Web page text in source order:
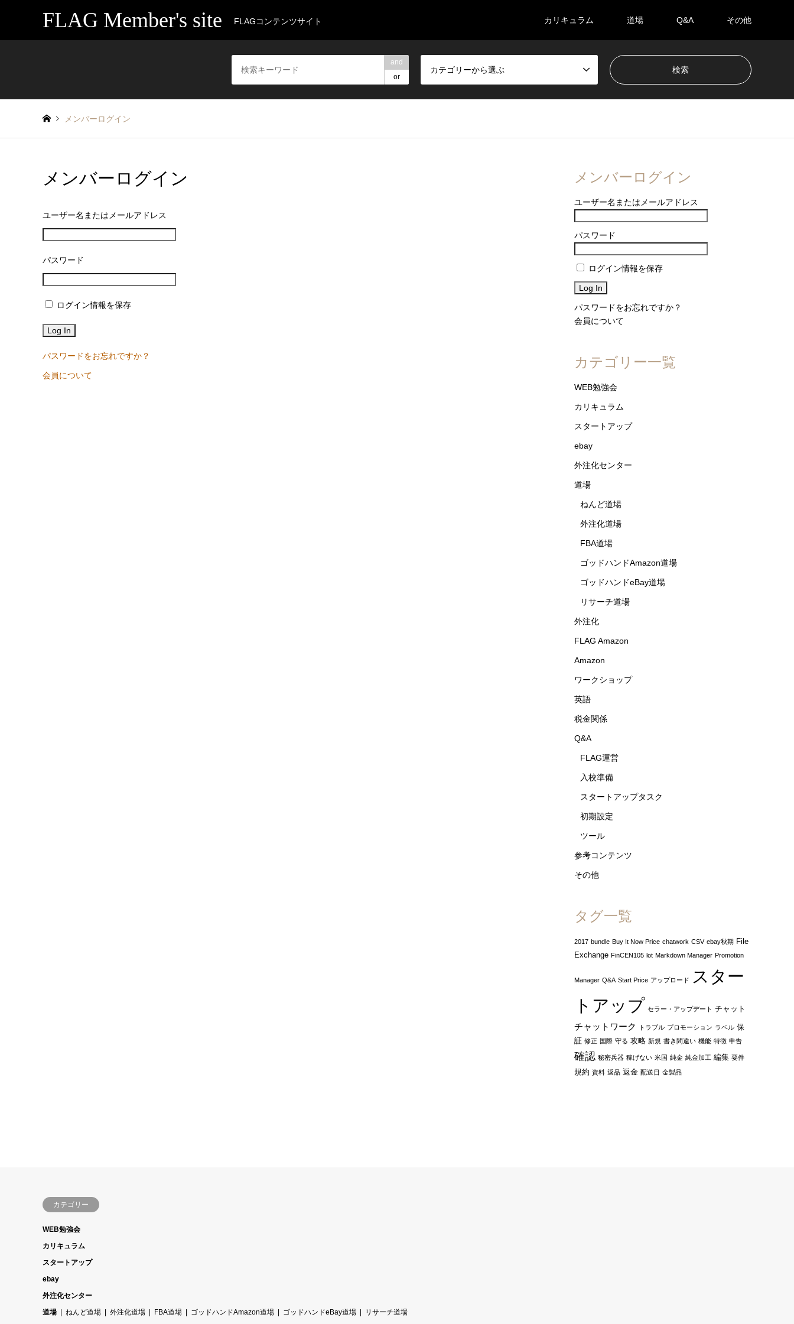
FLAG Member's site FLAGコンテンツサイト カリキュラム 道場 Q&A その他
and
or
カテゴリーから選ぶ
メンバーログイン
メンバーログイン
ユーザー名またはメールアドレス
パスワード
ログイン情報を保存
パスワードをお忘れですか？
会員について
メンバーログイン
ユーザー名またはメールアドレス
パスワード
ログイン情報を保存
パスワードをお忘れですか？
会員について
カテゴリー一覧
WEB勉強会
カリキュラム
スタートアップ
ebay
外注化センター
道場
ねんど道場
外注化道場
FBA道場
ゴッドハンドAmazon道場
ゴッドハンドeBay道場
リサーチ道場
外注化
FLAG Amazon
Amazon
ワークショップ
英語
税金関係
Q&A
FLAG運営
入校準備
スタートアップタスク
初期設定
ツール
参考コンテンツ
その他
タグ一覧
2017 bundle Buy It Now Price chatwork CSV ebay秋期 File
Exchange FinCEN105 lot Markdown Manager Promotion
Manager Q&A Start Price アップロード
スター
トアップ セラー・アップデート チャット
チャットワーク トラブル プロモーション ラベル 保
証 修正 国際 守る 攻略 新規 書き間違い 機能 特徴 申告
確認 秘密兵器 稼げない 米国 純金 純金加工 編集 要件
規約 資料 返品 返金 配送日 金製品
カテゴリー
WEB勉強会
カリキュラム
スタートアップ
ebay
外注化センター
道場
ねんど道場 外注化道場 FBA道場 ゴッドハンドAmazon道場 ゴッドハンドeBay道場 リサーチ道場